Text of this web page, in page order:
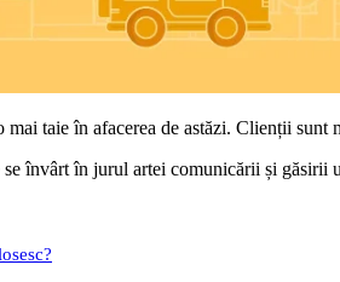
taie în afacerea de astăzi. Clienții
învârt în jurul artei comunicării și